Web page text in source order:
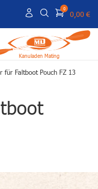
0
0,00 €
Kanuladen Mating
für Faltboot Pouch FZ 13